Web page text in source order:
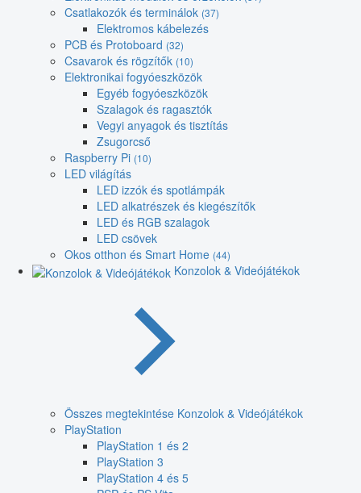
Csatlakozók és terminálok (37)
Elektromos kábelezés
PCB és Protoboard (32)
Csavarok és rögzítők (10)
Elektronikai fogyóeszközök
Egyéb fogyóeszközök
Szalagok és ragasztók
Vegyi anyagok és tisztítás
Zsugorcső
Raspberry Pi (10)
LED világítás
LED izzók és spotlámpák
LED alkatrészek és kiegészítők
LED és RGB szalagok
LED csövek
Okos otthon és Smart Home (44)
Konzolok & Videójátékok
Összes megtekintése Konzolok & Videójátékok
PlayStation
PlayStation 1 és 2
PlayStation 3
PlayStation 4 és 5